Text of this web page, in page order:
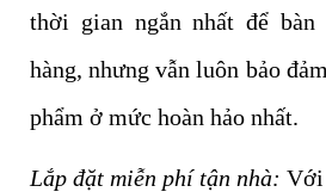
thời gian ngắn nhất để
hàng, nhưng vẫn luôn bảo
phẩm ở mức hoàn hảo nhất.
Lắp đặt miễn phí tận nhà: Với